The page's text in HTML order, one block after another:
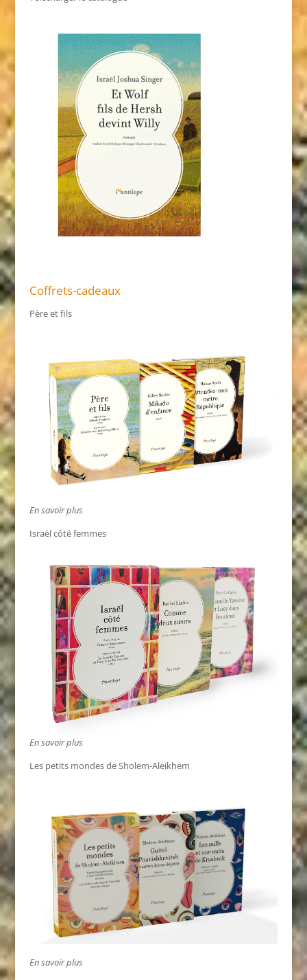
Coffrets-cadeaux
Père et fils
En savoir plus
Israël côté femmes
En savoir plus
Les petits mondes de Sholem-Aleikhem
En savoir plus